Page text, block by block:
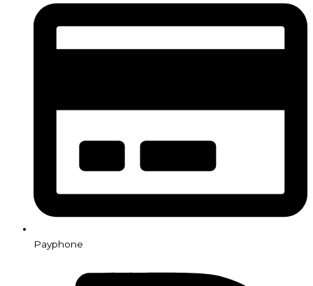
Payphone